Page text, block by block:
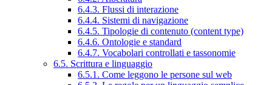
6.4.3. Flussi di interazione
6.4.4. Sistemi di navigazione
6.4.5. Tipologie di contenuto (content type)
6.4.6. Ontologie e standard
6.4.7. Vocabolari controllati e tassonomie
6.5. Scrittura e linguaggio
6.5.1. Come leggono le persone sul web